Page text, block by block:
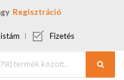
Regisztráció
Fizetés